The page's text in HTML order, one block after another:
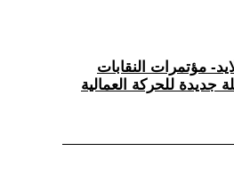
مؤتمرات النقابات
جديدة للحركة العمالية